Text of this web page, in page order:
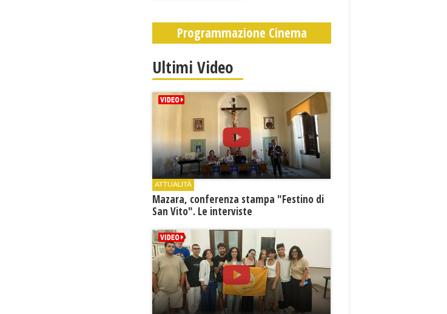
Programmazione Cinema
Ultimi Video
ATTUALITÀ
Mazara, conferenza stampa "Festino di
San Vito". Le interviste